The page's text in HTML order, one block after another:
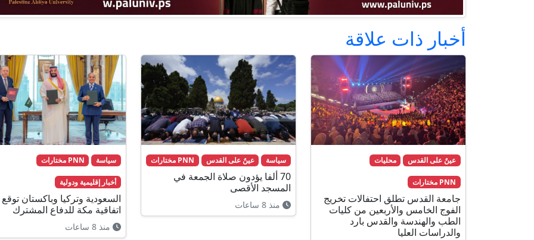
أخبار ذات علاقة
عينٌ على القدس محليات
PNN مختارات
جامعة القدس تطلق احتفالات تخريج
الفوج الخامس والأربعين من كليات
الطب والهندسة والقدس بارد
والدراسات العليا
سياسة عينٌ على القدس PNN مختارات
70 ألفا يؤدون صلاة الجمعة في
المسجد الأقصى
منذ 8 ساعات
سياسة PNN مختارات
أخبار إقليمية ودولية
السعودية وتركيا وباكستان توقع
اتفاقية مكة للدفاع المشترك
منذ 8 ساعات